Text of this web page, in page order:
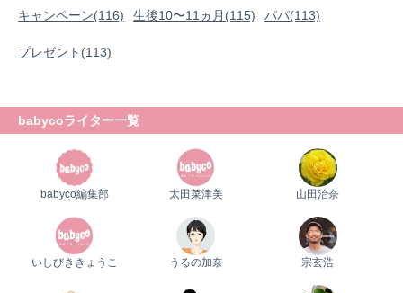
キャンペーン(116) 生後10〜11ヵ月(115) パパ(113)
プレゼント(113)
babycoライター一覧
babyco編集部 太田菜津美 山田治奈
いしびききょうこ うるの加奈 宗玄浩
0歳 1歳 2歳 産後
妊娠後期／８〜10ヵ月